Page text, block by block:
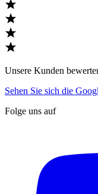
Unsere Kunden
Sehen Sie sich die
Folge uns auf